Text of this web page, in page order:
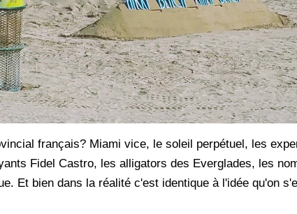
français? Miami vice, le soleil perpétuel, les
Fidel Castro, les alligators des Everglades, les
Et bien dans la réalité c'est identique à l'idée qu'on